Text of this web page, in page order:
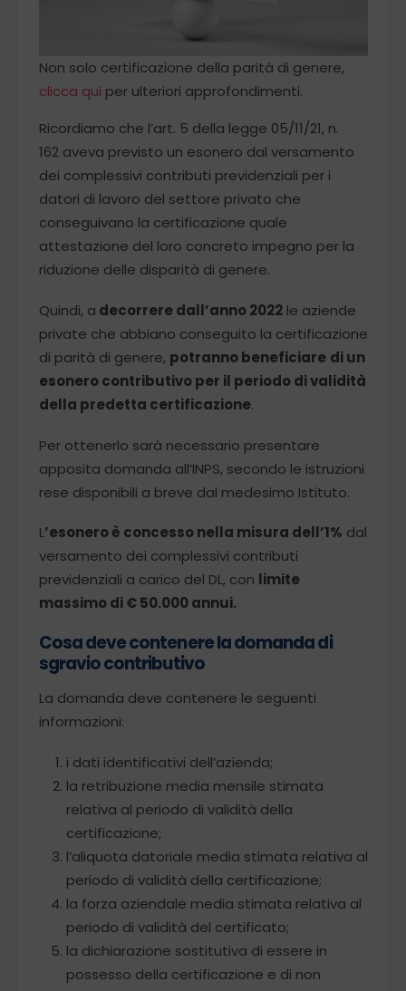
Non solo certificazione della parità di genere,
clicca qui per ulteriori approfondimenti.
Ricordiamo che l’art. 5 della legge 05/11/21, n.
162 aveva previsto un esonero dal versamento
dei complessivi contributi previdenziali per i
datori di lavoro del settore privato che
conseguivano la certificazione quale
attestazione del loro concreto impegno per la
riduzione delle disparità di genere.
Quindi, a decorrere dall’anno 2022le aziende
private che abbiano conseguito la certificazione
di parità di genere, potranno beneficiare di un
esonero contributivo per il periodo di validità
della predetta certificazione.
Per ottenerlo sarà necessario presentare
apposita domanda all’INPS, secondo le istruzioni
rese disponibili a breve dal medesimo Istituto.
L’esonero è concesso nella misura dell’1% dal
versamento dei complessivi contributi
previdenziali a carico del DL, con limite
massimo di € 50.000 annui.
Cosa deve contenere la domanda di
sgravio contributivo
La domanda deve contenere le seguenti
informazioni:
i dati identificativi dell’azienda;
la retribuzione media mensile stimata
relativa al periodo di validità della
certificazione;
l’aliquota datoriale media stimata relativa al
periodo di validità della certificazione;
la forza aziendale media stimata relativa al
periodo di validità del certificato;
la dichiarazione sostitutiva di essere in
possesso della certificazione e di non